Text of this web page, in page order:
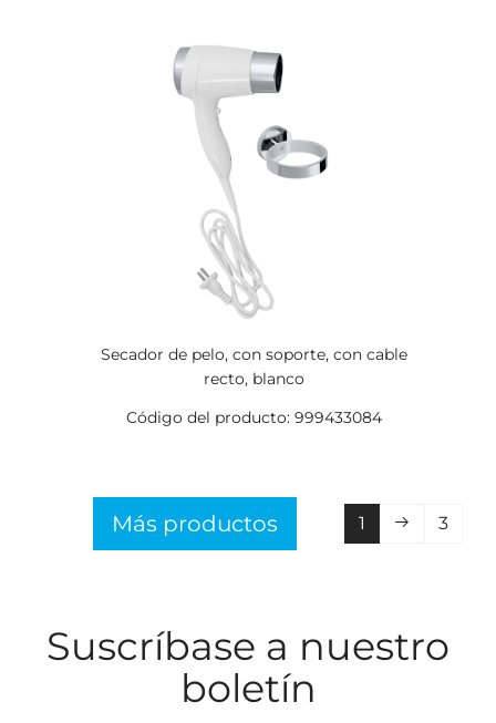
Secador de pelo, con soporte, con cable
recto, blanco
Código del producto: 999433084
Más productos 1 3
Suscríbase a nuestro
boletín